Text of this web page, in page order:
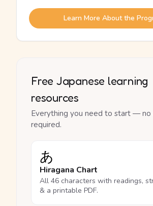
Learn More About the
Free Japanese learning
resources
Everything you need to start — no
required.
あ
Hiragana Chart
All 46 characters with readings,
& a printable PDF.